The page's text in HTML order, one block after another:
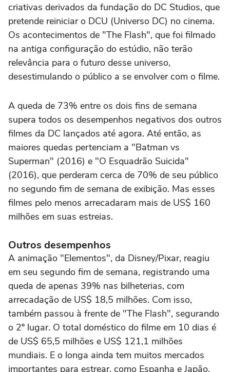
criativas derivados da fundação do DC Studios, que
pretende reiniciar o DCU (Universo DC) no cinema.
Os acontecimentos de "The Flash", que foi filmado
na antiga configuração do estúdio, não terão
relevância para o futuro desse universo,
desestimulando o público a se envolver com o filme.
A queda de 73% entre os dois fins de semana
supera todos os desempenhos negativos dos outros
filmes da DC lançados até agora. Até então, as
maiores quedas pertenciam a "Batman vs
Superman" (2016) e "O Esquadrão Suicida"
(2016), que perderam cerca de 70% de seu público
no segundo fim de semana de exibição. Mas esses
filmes pelo menos arrecadaram mais de US$ 160
milhões em suas estreias.
Outros desempenhos
A animação "Elementos", da Disney/Pixar, reagiu
em seu segundo fim de semana, registrando uma
queda de apenas 39% nas bilheterias, com
arrecadação de US$ 18,5 milhões. Com isso,
também passou à frente de "The Flash", segurando
o 2º lugar. O total doméstico do filme em 10 dias é
de US$ 65,5 milhões e US$ 121,1 milhões
mundiais. E o longa ainda tem muitos mercados
importantes para estrear, como Espanha e Japão.